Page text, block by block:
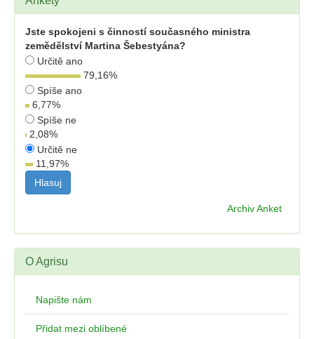
Jste spokojeni s činností současného ministra
zemědělství Martina Šebestyána?
Určitě ano
79,16%
Spíše ano
6,77%
Spíše ne
2,08%
Určitě ne
11,97%
Archiv Anket
O Agrisu
Napište nám
Přidat mezi oblíbené